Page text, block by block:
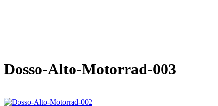
Dosso-Alto-Motorrad-003